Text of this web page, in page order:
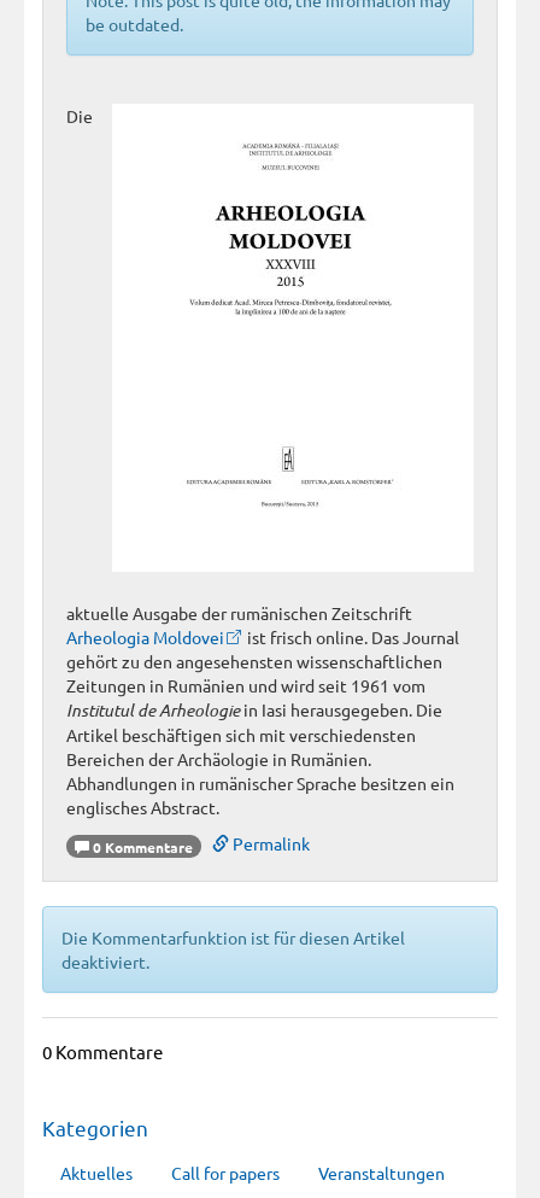
be outdated.
Die
aktuelle Ausgabe der rumänischen Zeitschrift
Arheologia Moldovei
ist frisch online. Das Journal
gehört zu den angesehensten wissenschaftlichen
Zeitungen in Rumänien und wird seit 1961 vom
Institutul de Arheologiein Iasi herausgegeben. Die
Artikel beschäftigen sich mit verschiedensten
Bereichen der Archäologie in Rumänien.
Abhandlungen in rumänischer Sprache besitzen ein
englisches Abstract.
0 Kommentare Permalink
Die Kommentarfunktion ist für diesen Artikel
deaktiviert.
0 Kommentare
Kategorien
Aktuelles Call for papers Veranstaltungen